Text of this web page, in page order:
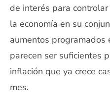
de interés para
la economía en su
aumentos programados
parecen ser suficientes
inflación que ya crece
mes.